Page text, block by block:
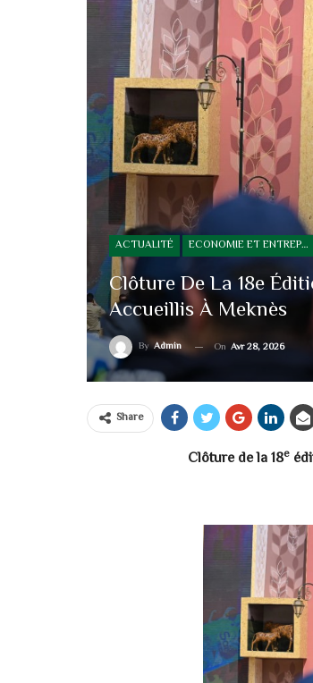
ACTUALITÉ ECONOMIE ET ENTREPRISE
Clôture De La 18e
Accueillis À Meknès
ByAdmin On Avr 28, 2026
Share
Clôture de la 18e